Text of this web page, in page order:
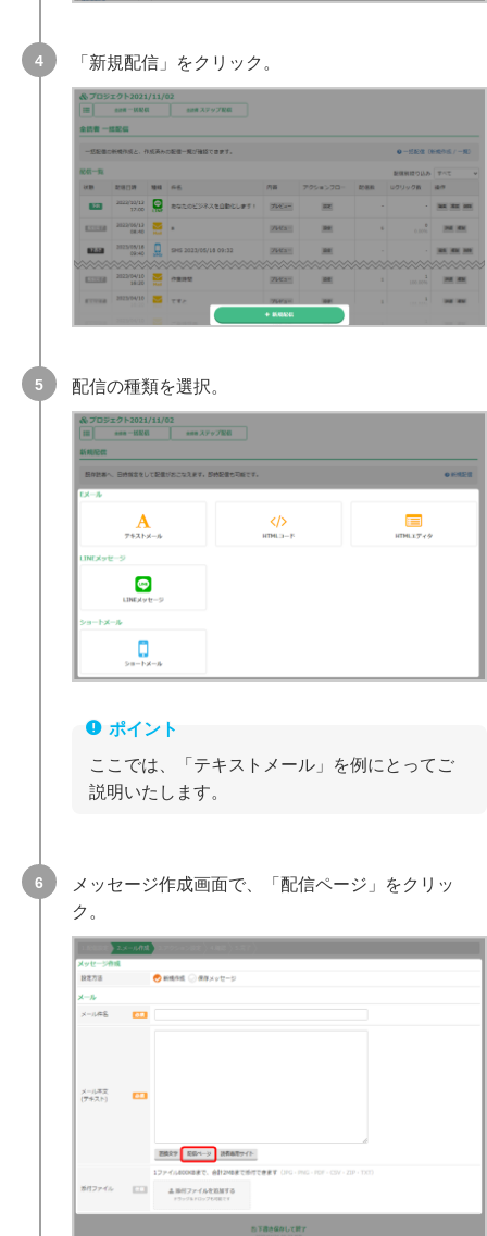
「新規配信」をクリック。
配信の種類を選択。
ここでは、「テキストメール」を例にとってご
説明いたします。
メッセージ作成画面で、「配信ページ」をクリッ
ク。